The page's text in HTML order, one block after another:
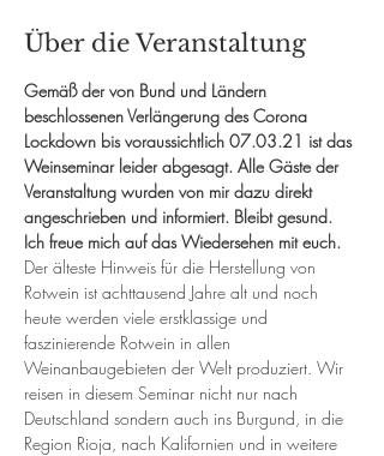
Über die Veranstaltung
Gemäß der von Bund und Ländern
beschlossenen Verlängerung des Corona
Lockdown bis voraussichtlich 07.03.21 ist das
Weinseminar leider abgesagt. Alle Gäste der
Veranstaltung wurden von mir dazu direkt
angeschrieben und informiert. Bleibt gesund.
Ich freue mich auf das Wiedersehen mit euch.
Der älteste Hinweis für die Herstellung von
Rotwein ist achttausend Jahre alt und noch
heute werden viele erstklassige und
faszinierende Rotwein in allen
Weinanbaugebieten der Welt produziert. Wir
reisen in diesem Seminar nicht nur nach
Deutschland sondern auch ins Burgund, in die
Region Rioja, nach Kalifornien und in weitere